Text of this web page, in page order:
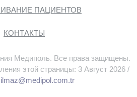
ПАЦИЕНТОВ
КОНТАКТЫ
Медиполь. Все права защищены.
этой страницы: 3 Август 2026 /